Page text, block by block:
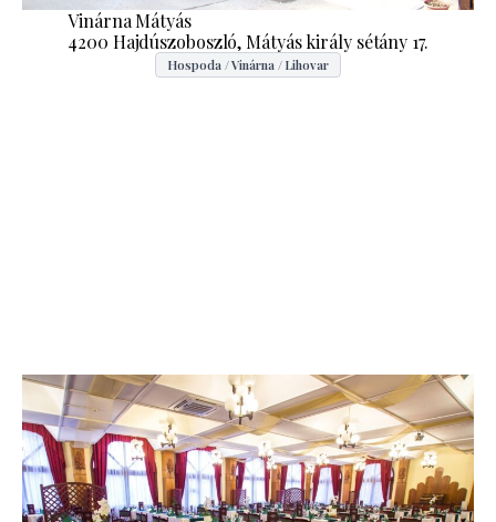
Vinárna Mátyás
4200 Hajdúszoboszló, Mátyás király sétány 17.
Hospoda / Vinárna / Lihovar